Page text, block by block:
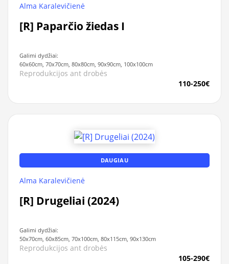
Alma Karalevičienė
[R] Paparčio žiedas I
Galimi dydžiai:
60x60cm, 70x70cm, 80x80cm, 90x90cm, 100x100cm
Reprodukcijos ant drobės
110-250€
DAUGIAU
Alma Karalevičienė
[R] Drugeliai (2024)
Galimi dydžiai:
50x70cm, 60x85cm, 70x100cm, 80x115cm, 90x130cm
Reprodukcijos ant drobės
105-290€